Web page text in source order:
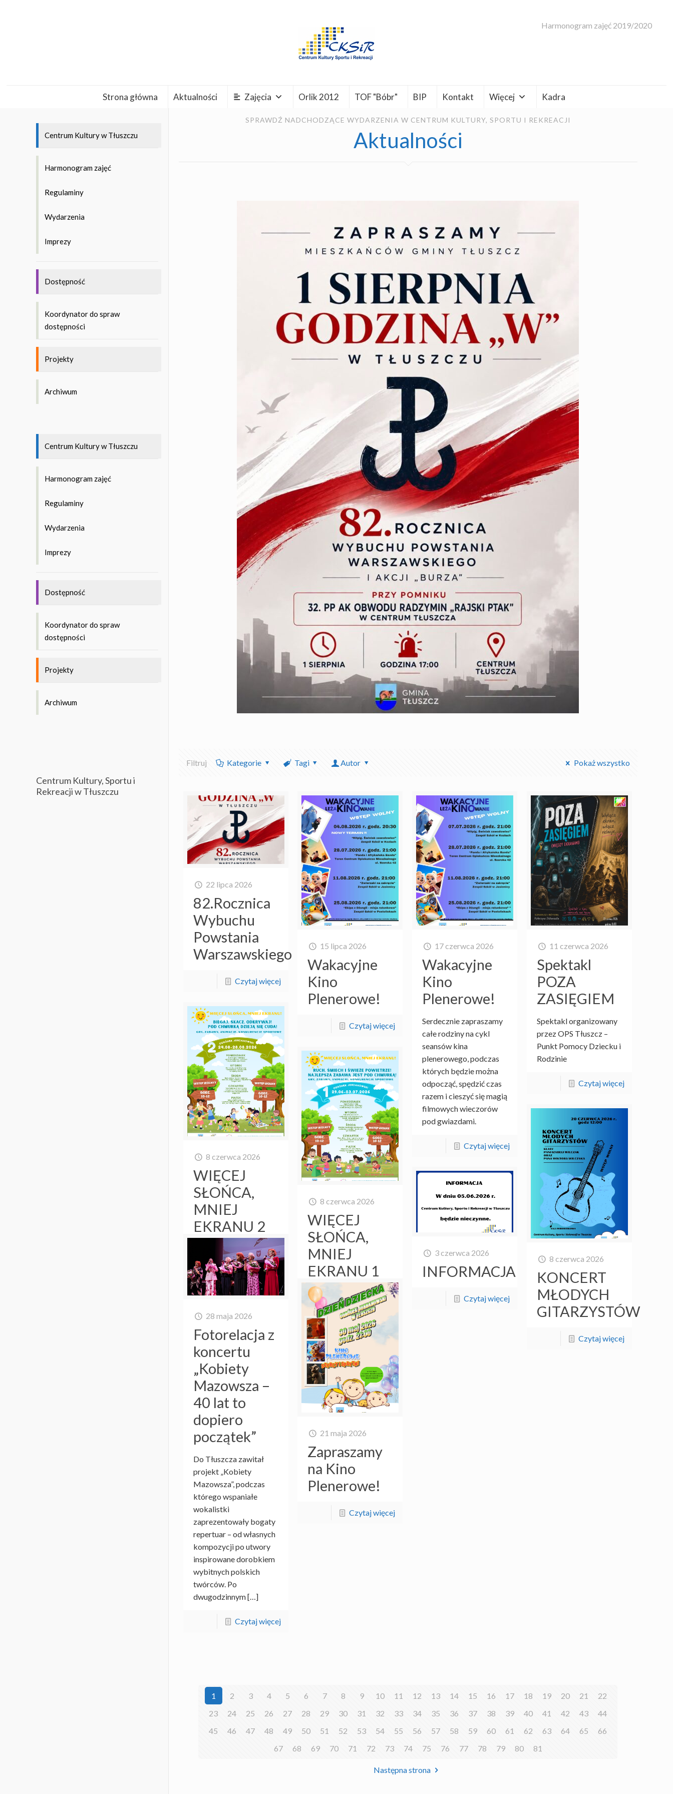
Strona główna Aktualności Zajęcia Orlik 2012 TOF "Bóbr" BIP Kontakt Więcej Kadra
Harmonogram zajęć 2019/2020
SPRAWDŹ NADCHODZĄCE WYDARZENIA W CENTRUM KULTURY, SPORTU I REKREACJI
Aktualności
Filtruj Kategorie Tagi Autor Pokaż wszystko
22 lipca 2026
82.Rocznica
Wybuchu
Powstania
Warszawskiego
Czytaj więcej
15 lipca 2026
Wakacyjne
Kino
Plenerowe!
Czytaj więcej
17 czerwca 2026
Wakacyjne
Kino
Plenerowe!
Serdecznie zapraszamy
całe rodziny na cykl
seansów kina
plenerowego, podczas
których będzie można
odpocząć, spędzić czas
razem i cieszyć się magią
filmowych wieczorów
pod gwiazdami.
Czytaj więcej
11 czerwca 2026
Spektakl
POZA
ZASIĘGIEM
Spektakl organizowany
przez OPS Tłuszcz –
Punkt Pomocy Dziecku i
Rodzinie
Czytaj więcej
8 czerwca 2026
WIĘCEJ
SŁOŃCA,
MNIEJ
EKRANU 2
Czytaj więcej
8 czerwca 2026
WIĘCEJ
SŁOŃCA,
MNIEJ
EKRANU 1
Czytaj więcej
8 czerwca 2026
KONCERT
MŁODYCH
GITARZYSTÓW
Czytaj więcej
3 czerwca 2026
INFORMACJA
Czytaj więcej
28 maja 2026
Fotorelacja z
koncertu
„Kobiety
Mazowsza –
40 lat to
dopiero
początek”
Do Tłuszcza zawitał
projekt „Kobiety
Mazowsza”, podczas
którego wspaniałe
wokalistki
zaprezentowały bogaty
repertuar – od własnych
kompozycji po utwory
inspirowane dorobkiem
wybitnych polskich
twórców. Po
dwugodzinnym[…]
Czytaj więcej
21 maja 2026
Zapraszamy
na Kino
Plenerowe!
Czytaj więcej
1 2 3 4 5 6 7 8 9 10 11 12 13 14 15 16 17 18 19 20 21
22
23
24 25 26 27 28 29 30 31 32 33 34 35 36 37 38 39 40 41 42 43
44
45
46 47 48 49 50 51 52 53 54 55 56 57 58 59 60 61 62 63 64 65
66
67
68 69 70 71 72 73 74 75 76 77 78 79 80 81
Następna strona
Centrum Kultury w Tłuszczu
Harmonogram zajęć
Regulaminy
Wydarzenia
Imprezy
Dostępność
Koordynator do spraw
dostępności
Projekty
Archiwum
Centrum Kultury w Tłuszczu
Harmonogram zajęć
Regulaminy
Wydarzenia
Imprezy
Dostępność
Koordynator do spraw
dostępności
Projekty
Archiwum
Centrum Kultury, Sportu i
Rekreacji w Tłuszczu